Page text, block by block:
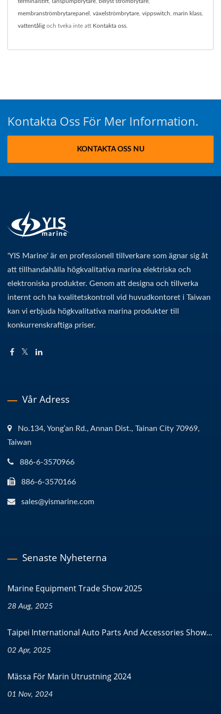
membranströmbrytarepanel växelströmbrytare vippswitch marin klass
vattentålig och tveka inte att Kontakta oss
Kontakta Oss För Mer Information.
KONTAKTA OSS NU
'YIS Marine' är en professionell tillverkare som ägnar sig åt
att tillhandahålla högkvalitativa marina elektriska och
elektroniska produkter. Genom att designa och tillverka
internt och ha kvalitetskontroll vid huvudkontoret i Taiwan
kan vi erbjuda högkvalitativa marina produkter till
konkurrenskraftiga priser.
Vår Adress
No.134, Yong’an Rd., Annan Dist., Tainan City 70969,
Taiwan
886-6-3570966
886-6-3570166
sales@yismarine.com
Senaste Nyheterna
Marine Equipment Trade Show 2025
28 Aug, 2025
Taipei International Auto Parts And Accessories Show...
02 Apr, 2025
Mässa För Marin Utrustning 2024
01 Nov, 2024